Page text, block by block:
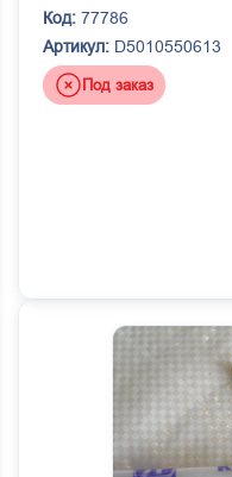
Код: 77786
Артикул: D5010550613
Под заказ